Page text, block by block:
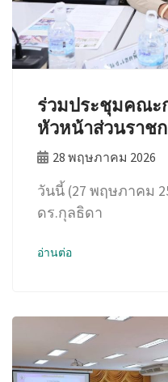
ร่วมประชุมคณะ
หัวหน้าส่วนราช
28 พฤษภาคม 2026
วันนี้ (27 พฤษภาคม
ดร.กุลธิดา
อ่านต่อ